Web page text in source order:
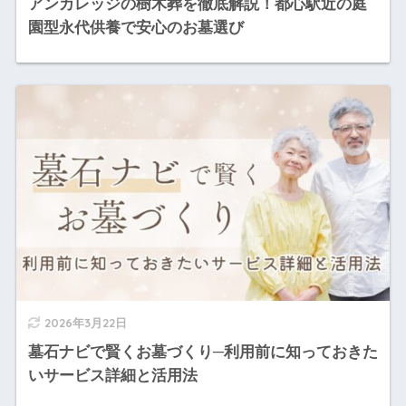
アンカレッジの樹木葬を徹底解説！都心駅近の庭
園型永代供養で安心のお墓選び
2026年3月22日
墓石ナビで賢くお墓づくり─利用前に知っておきた
いサービス詳細と活用法